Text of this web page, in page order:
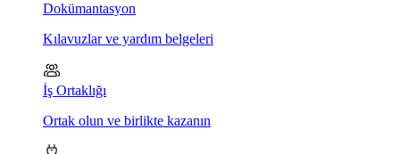
Dokümantasyon
Kılavuzlar ve yardım belgeleri
İş Ortaklığı
Ortak olun ve birlikte kazanın